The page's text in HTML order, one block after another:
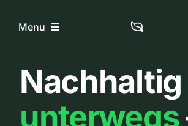
InhaltMenu
Home
Über uns
Nachhaltig
unterwegs